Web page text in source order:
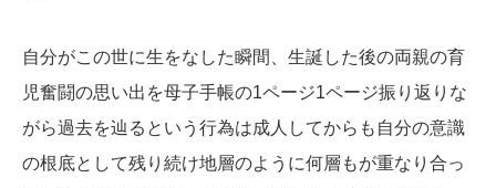
自分がこの世に生をなした瞬間、生誕した後の両親の育
児奮闘の思い出を母子手帳の1ページ1ページ振り返りな
がら過去を辿るという行為は成人してからも自分の意識
の根底として残り続け地層のように何層もが重なり合っ